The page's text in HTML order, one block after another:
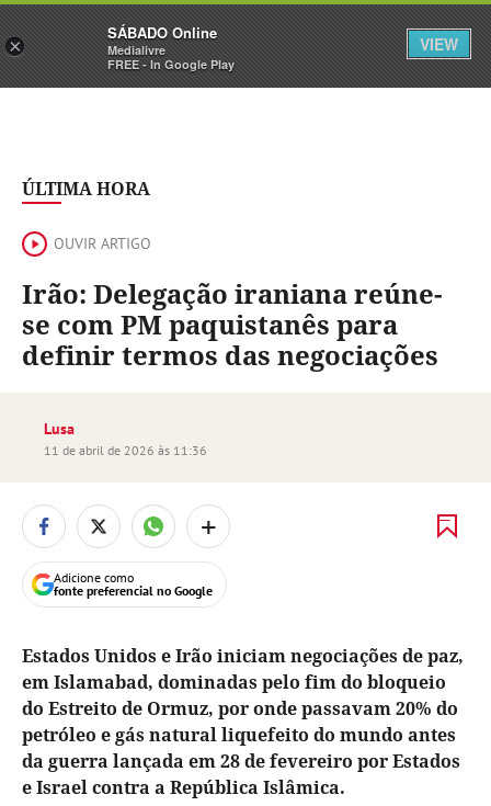
Sábado Assine Iniciar Sessão
ÚLTIMA HORA
OUVIR ARTIGO
Irão: Delegação iraniana reúne-
se com PM paquistanês para
definir termos das negociações
Lusa
11 de abril de 2026 às 11:36
+
Adicione como
fonte preferencial no Google
Estados Unidos e Irão iniciam negociações de paz,
em Islamabad, dominadas pelo fim do bloqueio
do Estreito de Ormuz, por onde passavam 20% do
petróleo e gás natural liquefeito do mundo antes
da guerra lançada em 28 de fevereiro por Estados
e Israel contra a República Islâmica.
×
SÁBADO Online
Medialivre
FREE - In Google Play
VIEW